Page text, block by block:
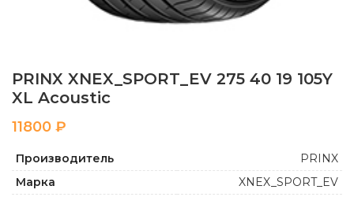
PRINX XNEX_SPORT_EV 275 40 19 105Y
XL Acoustic
₽
Производитель
PRINX
Марка
XNEX_SPORT_EV